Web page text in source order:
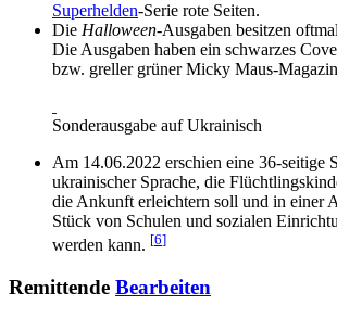
Superhelden-Serie rote Seiten.
Die Halloween-Ausgaben besitzen
Die Ausgaben haben ein schwarzes
bzw. greller grüner Micky Maus-
Sonderausgabe auf Ukrainisch
Am 14.06.2022 erschien eine 36-seitige
ukrainischer Sprache, die
die Ankunft erleichtern soll und in einer
Stück von Schulen und sozialen
werden kann. [6]
Remittende Bearbeiten